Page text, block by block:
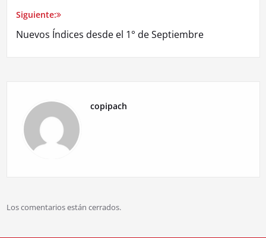
Siguiente:
Nuevos Índices desde el 1° de Septiembre
copipach
Los comentarios están cerrados.